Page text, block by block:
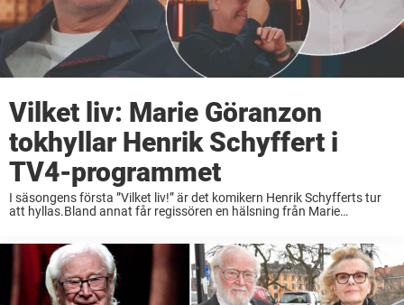
Vilket liv: Marie Göranzon
tokhyllar Henrik Schyffert i
TV4-programmet
I säsongens första ”Vilket liv!” är det komikern Henrik Schyfferts tur
att hyllas.Bland annat får regissören en hälsning från Marie